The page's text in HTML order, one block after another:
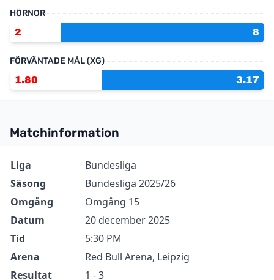
HÖRNOR
2
8
FÖRVÄNTADE MÅL (XG)
1.80
3.17
Matchinformation
Information Värde
Liga
Bundesliga
Säsong
Bundesliga 2025/26
Omgång
Omgång 15
Datum
20 december 2025
Tid
5:30 PM
Arena
Red Bull Arena, Leipzig
Resultat
1 - 3